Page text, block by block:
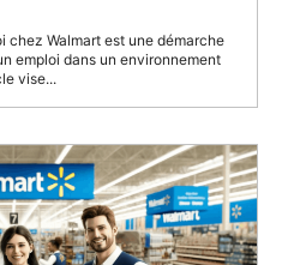
chez Walmart est une démarche
emploi dans un environnement
vise...